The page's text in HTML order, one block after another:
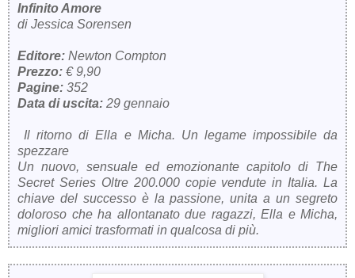
Infinito Amore
di Jessica Sorensen
Editore: Newton Compton
Prezzo: € 9,90
Pagine: 352
Data di uscita: 29 gennaio
Il ritorno di Ella e Micha. Un legame impossibile da
spezzare
Un nuovo, sensuale ed emozionante capitolo di The
Secret Series Oltre 200.000 copie vendute in Italia. La
chiave del successo è la passione, unita a un segreto
doloroso che ha allontanato due ragazzi, Ella e Micha,
migliori amici trasformati in qualcosa di più.